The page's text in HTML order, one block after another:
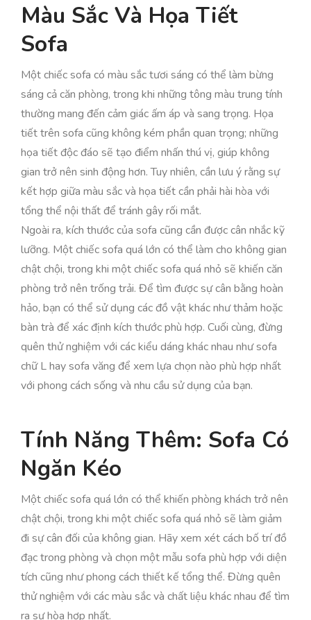
Màu Sắc Và Họa Tiết
Sofa
Một chiếc sofa có màu sắc tươi sáng có thể làm bừng
sáng cả căn phòng, trong khi những tông màu trung tính
thường mang đến cảm giác ấm áp và sang trọng. Họa
tiết trên sofa cũng không kém phần quan trọng; những
họa tiết độc đáo sẽ tạo điểm nhấn thú vị, giúp không
gian trở nên sinh động hơn. Tuy nhiên, cần lưu ý rằng sự
kết hợp giữa màu sắc và họa tiết cần phải hài hòa với
tổng thể nội thất để tránh gây rối mắt.
Ngoài ra, kích thước của sofa cũng cần được cân nhắc kỹ
lưỡng. Một chiếc sofa quá lớn có thể làm cho không gian
chật chội, trong khi một chiếc sofa quá nhỏ sẽ khiến căn
phòng trở nên trống trải. Để tìm được sự cân bằng hoàn
hảo, bạn có thể sử dụng các đồ vật khác như thảm hoặc
bàn trà để xác định kích thước phù hợp. Cuối cùng, đừng
quên thử nghiệm với các kiểu dáng khác nhau như sofa
chữ L hay sofa văng để xem lựa chọn nào phù hợp nhất
với phong cách sống và nhu cầu sử dụng của bạn.
Tính Năng Thêm: Sofa Có
Ngăn Kéo
Một chiếc sofa quá lớn có thể khiến phòng khách trở nên
chật chội, trong khi một chiếc sofa quá nhỏ sẽ làm giảm
đi sự cân đối của không gian. Hãy xem xét cách bố trí đồ
đạc trong phòng và chọn một mẫu sofa phù hợp với diện
tích cũng như phong cách thiết kế tổng thể. Đừng quên
thử nghiệm với các màu sắc và chất liệu khác nhau để tìm
ra sự hòa hợp nhất.